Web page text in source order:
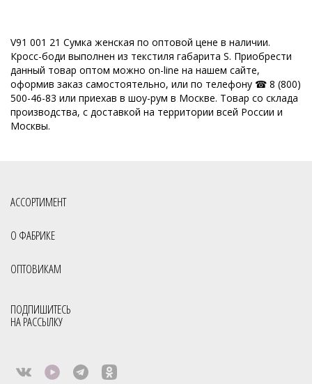
V91 001 21 Сумка женская по оптовой цене в наличии.
Кросс-боди выполнен из текстиля габарита S. Приобрести
данный товар оптом можно on-line на нашем сайте,
оформив заказ самостоятельно, или по телефону ☎ 8 (800)
500-46-83 или приехав в шоу-рум в Москве. Товар со склада
производства, с доставкой на территории всей России и
Москвы.
АССОРТИМЕНТ
О ФАБРИКЕ
ОПТОВИКАМ
ПОДПИШИТЕСЬ
НА РАССЫЛКУ